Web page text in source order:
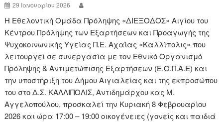
29 Ιανουαρίου 2026
Η Εθελοντική Ομάδα Πρόληψης «ΔΙΕΞΟΔΟΣ» Αιγίου του
Κέντρου Πρόληψης των Εξαρτήσεων και Προαγωγής της
Ψυχοκοινωνικής Υγείας Π.Ε. Αχαΐας «Καλλίπολις» που
λειτουργεί σε συνεργασία με τον Εθνικό Οργανισμό
Πρόληψης & Αντιμετώπισης Εξαρτήσεων (Ε.Ο.Π.Α.Ε) και
την υποστήριξη του Δήμου Αιγιαλείας και της εκπροσώπου
του στο Δ.Σ. ΚΑΛΛΙΠΟΛΙΣ, Αντιδημάρχου κας Μ.
Αγγελοπούλου, προσκαλεί την Κυριακή 8 Φεβρουαρίου
2026 και ώρα 17:00 – 19:00 οικογένειες (γονείς και παιδιά